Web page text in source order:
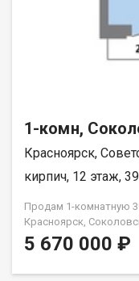
1-комн,
Красноярск,
кирпич, 12 этаж,
Продам 1-комнатную
Красноярск,
5 670 000 ₽